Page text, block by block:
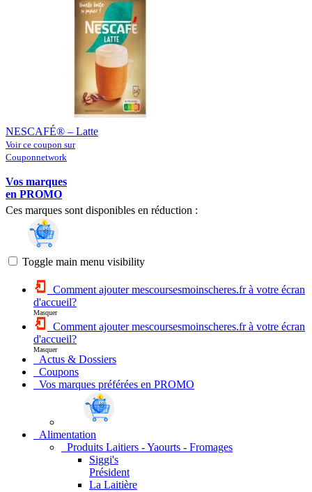
NESCAFÉ® – Latte
Voir ce coupon sur
Couponnetwork
Vos marques
en PROMO
Ces marques sont disponibles en réduction :
Toggle main menu visibility
Comment ajouter mescoursesmoinscheres.fr à votre écran
d'accueil?
Masquer
Comment ajouter mescoursesmoinscheres.fr à votre écran
d'accueil?
Masquer
Actus & Dossiers
Coupons
Vos marques préférées en PROMO
Alimentation
Produits Laitiers - Yaourts - Fromages
Siggi's
Président
La Laitière